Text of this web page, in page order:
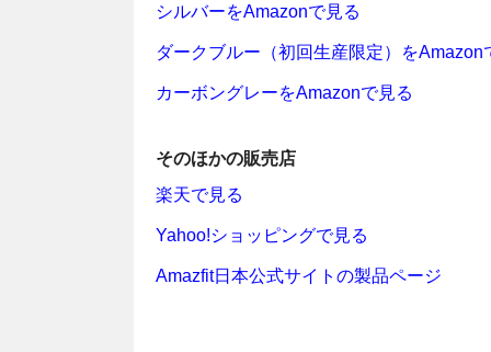
シルバーをAmazonで見る
ダークブルー（初回生産限定）をAmazon
カーボングレーをAmazonで見る
そのほかの販売店
楽天で見る
Yahoo!ショッピングで見る
Amazfit日本公式サイトの製品ページ